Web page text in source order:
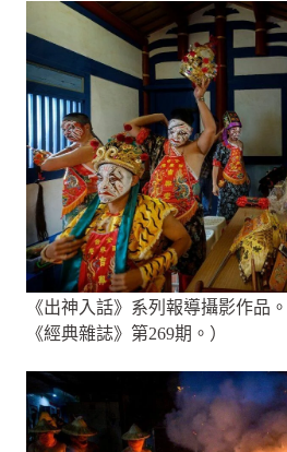
《出神入話》系列報導攝影作品
《經典雜誌》第269期。）